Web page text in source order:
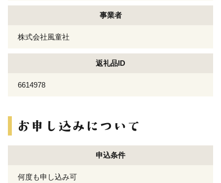
事業者
株式会社風童社
返礼品ID
6614978
申込条件
何度も申し込み可